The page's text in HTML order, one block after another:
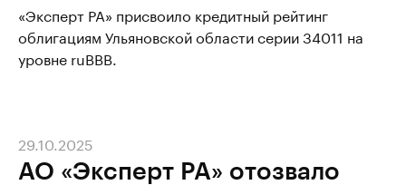
«Эксперт РА» присвоило кредитный рейтинг
облигациям Ульяновской области серии 34011 на
уровне ruBBB.
АО «Эксперт РА» отозвало
29.10.2025